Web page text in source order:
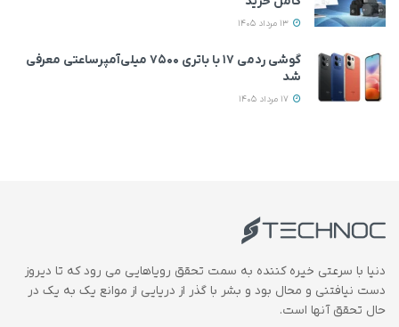
گوشی ردمی ۱۷ با باتری ۷۵۰۰ میلی‌آمپرساعتی معرفی
شد
دنیا با سرعتی خیره کننده به سمت تحقق رویاهایی می رود که تا دیروز
دست نیافتنی و محال بود و بشر با گذر از دریایی از موانع یک به یک در
حال تحقق آنها است.